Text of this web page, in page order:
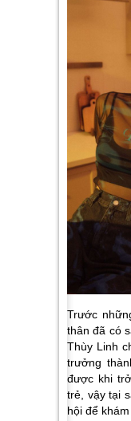
Trước
thân đã có
Thùy Linh
trưởng
được khi
trẻ, vậy tại
hội để